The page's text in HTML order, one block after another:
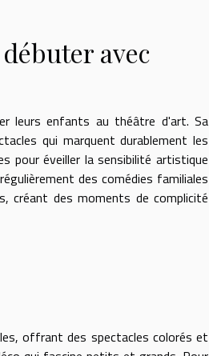
avec
leurs enfants au théâtre d'art. Sa
qui marquent durablement les
pour éveiller la sensibilité artistique
des comédies familiales
créant des moments de complicité
offrant des spectacles colorés et